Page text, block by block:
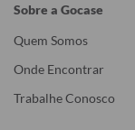
Sobre a Gocase
Quem Somos
Onde Encontrar
Trabalhe Conosco